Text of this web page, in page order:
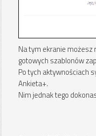
Na tym ekranie możesz
gotowych szablonów
Po tych aktywnościach
Ankieta+.
Nim jednak tego